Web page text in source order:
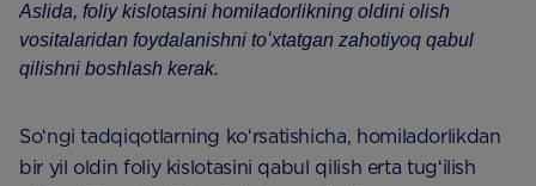
Aslida, foliy kislotasini homiladorlikning oldini olish
vositalaridan foydalanishni toʻxtatgan zahotiyoq qabul
qilishni boshlash kerak.
Soʻngi tadqiqotlarning koʻrsatishicha, homiladorlikdan
bir yil oldin foliy kislotasini qabul qilish erta tugʻilish